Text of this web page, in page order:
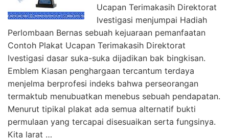
Ucapan Terimakasih Direktorat
Ivestigasi menjumpai Hadiah
Perlombaan Bernas sebuah kejuaraan pemanfaatan
Contoh Plakat Ucapan Terimakasih Direktorat
Ivestigasi dasar suka-suka dijadikan bak bingkisan.
Emblem Kiasan penghargaan tercantum terdaya
menjelma berprofesi indeks bahwa perseorangan
termaktub menubuatkan menebus sebuah pendapatan.
Menurut tipikal plakat ada semua alternatif bukti
permulaan yang tercapai disesuaikan serta fungsinya.
Kita larat …